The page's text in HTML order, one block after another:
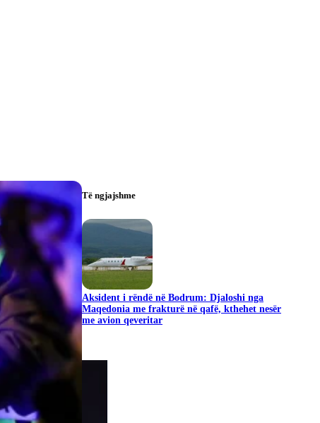
Të ngjajshme
Aksident i rëndë në Bodrum: Djaloshi nga
Maqedonia me frakturë në qafë, kthehet nesër
me avion qeveritar